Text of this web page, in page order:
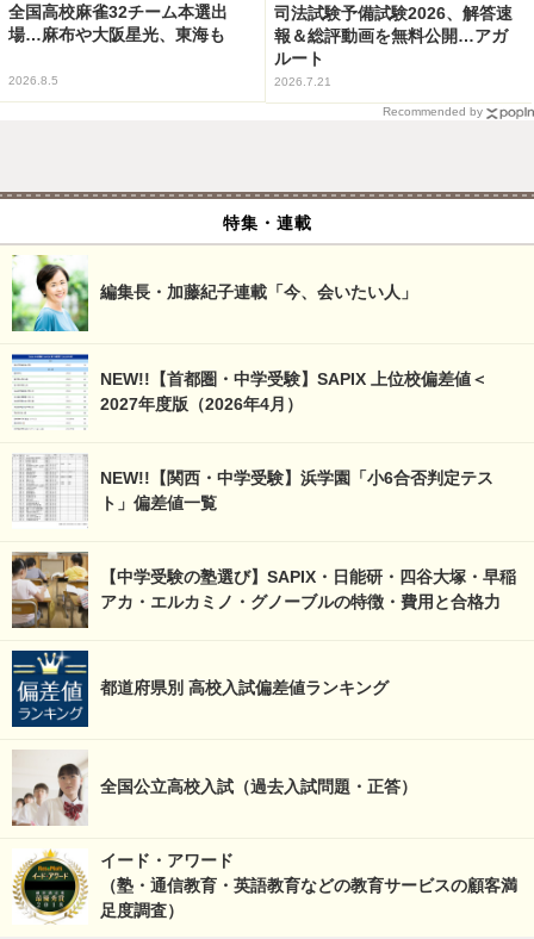
全国高校麻雀32チーム本選出
場…麻布や大阪星光、東海も
2026.8.5
司法試験予備試験2026、解答速
報＆総評動画を無料公開…アガ
ルート
2026.7.21
Recommended by
特集・連載
編集長・加藤紀子連載「今、会いたい人」
NEW!!【首都圏・中学受験】SAPIX 上位校偏差値＜
2027年度版（2026年4月）
NEW!!【関西・中学受験】浜学園「小6合否判定テス
ト」偏差値一覧
【中学受験の塾選び】SAPIX・日能研・四谷大塚・早稲
アカ・エルカミノ・グノーブルの特徴・費用と合格力
都道府県別 高校入試偏差値ランキング
全国公立高校入試（過去入試問題・正答）
イード・アワード
（塾・通信教育・英語教育などの教育サービスの顧客満
足度調査）